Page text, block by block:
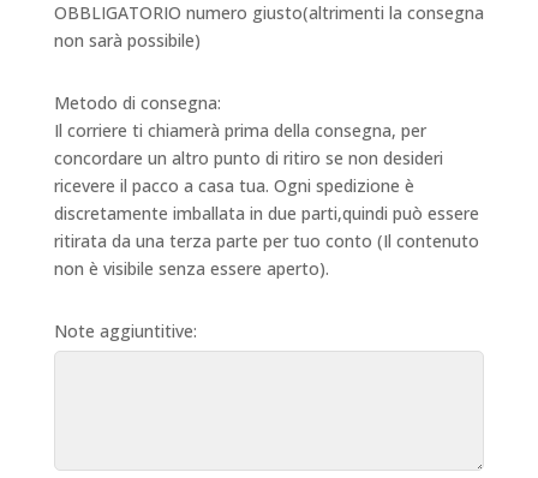
OBBLIGATORIO numero giusto(altrimenti la consegna
non sarà possibile)
Metodo di consegna:
Il corriere ti chiamerà prima della consegna, per
concordare un altro punto di ritiro se non desideri
ricevere il pacco a casa tua. Ogni spedizione è
discretamente imballata in due parti,quindi può essere
ritirata da una terza parte per tuo conto (Il contenuto
non è visibile senza essere aperto).
Note aggiuntitive: